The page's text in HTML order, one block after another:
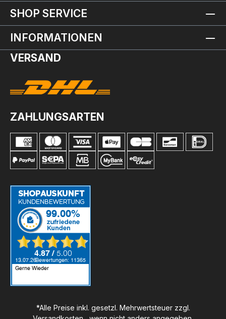
SHOP SERVICE
INFORMATIONEN
VERSAND
ZAHLUNGSARTEN
*Alle Preise inkl. gesetzl. Mehrwertsteuer zzgl.